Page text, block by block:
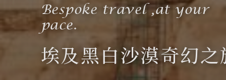
Bespoke travel ,at your
pace.
埃及黑白沙漠奇幻之